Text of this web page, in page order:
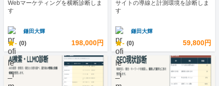
Webマーケティングを横断診断しま
す
鎌田大輝
- (0) 198,000円
サイトの導線と計測環境を診断しま
す
鎌田大輝
- (0) 59,800円